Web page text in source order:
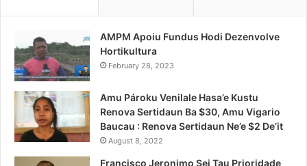
AMPM Apoiu Fundus Hodi Dezenvolve
Hortikultura
February 28, 2023
Amu Pároku Venilale Hasa’e Kustu
Renova Sertidaun Ba $30, Amu Vigario
Baucau : Renova Sertidaun Ne’e $2 De’it
August 8, 2022
Francisco Jeronimo Sei Tau Prioridade